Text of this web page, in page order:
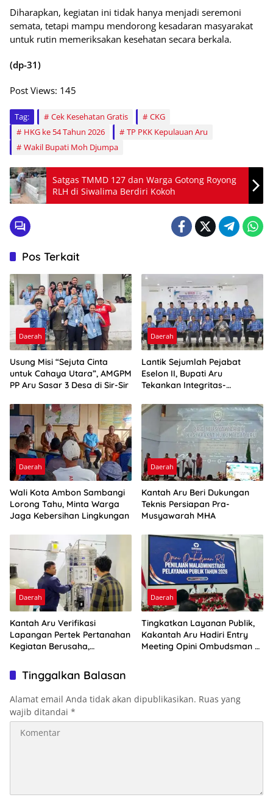
Diharapkan, kegiatan ini tidak hanya menjadi seremoni
semata, tetapi mampu mendorong kesadaran masyarakat
untuk rutin memeriksakan kesehatan secara berkala.
(dp-31)
Post Views: 145
Tag: Cek Kesehatan Gratis
CKG
HKG ke 54 Tahun 2026
TP PKK Kepulauan Aru
Wakil Bupati Moh Djumpa
Satgas TMMD 127 dan Warga Gotong Royong
RLH di Siwalima Berdiri Kokoh
Pos Terkait
Daerah
Usung Misi “Sejuta Cinta
untuk Cahaya Utara”, AMGPM
PP Aru Sasar 3 Desa di Sir-Sir
Daerah
Lantik Sejumlah Pejabat
Eselon II, Bupati Aru
Tekankan Integritas-
Daerah
Wali Kota Ambon Sambangi
Lorong Tahu, Minta Warga
Jaga Kebersihan Lingkungan
Daerah
Kantah Aru Beri Dukungan
Teknis Persiapan Pra-
Musyawarah MHA
Daerah
Kantah Aru Verifikasi
Lapangan Pertek Pertanahan
Kegiatan Berusaha,
Daerah
Tingkatkan Layanan Publik,
Kakantah Aru Hadiri Entry
Meeting Opini Ombudsman RI
Tinggalkan Balasan
Alamat email Anda tidak akan dipublikasikan. Ruas yang
wajib ditandai *